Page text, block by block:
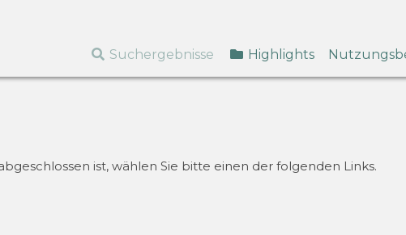
Suchergebnisse Highlights
ist, wählen Sie bitte einen der folgenden Links.